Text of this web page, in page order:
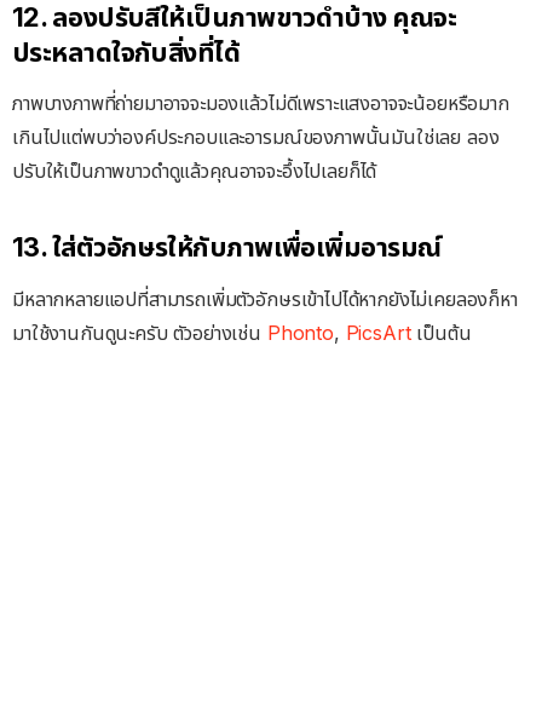
12. ลองปรับสีให้เป็นภาพขาวดำบ้าง คุณจะ
ประหลาดใจกับสิ่งที่ได้
ภาพบางภาพที่ถ่ายมาอาจจะมองแล้วไม่ดีเพราะแสงอาจจะน้อยหรือมาก
เกินไปแต่พบว่าองค์ประกอบและอารมณ์ของภาพนั้นมันใช่เลย ลอง
ปรับให้เป็นภาพขาวดำดูแล้วคุณอาจจะอึ้งไปเลยก็ได้
13. ใส่ตัวอักษรให้กับภาพเพื่อเพิ่มอารมณ์
มีหลากหลายแอปที่สามารถเพิ่มตัวอักษรเข้าไปได้หากยังไม่เคยลองก็หา
มาใช้งานกันดูนะครับ ตัวอย่างเช่น Phonto, PicsArtเป็นต้น